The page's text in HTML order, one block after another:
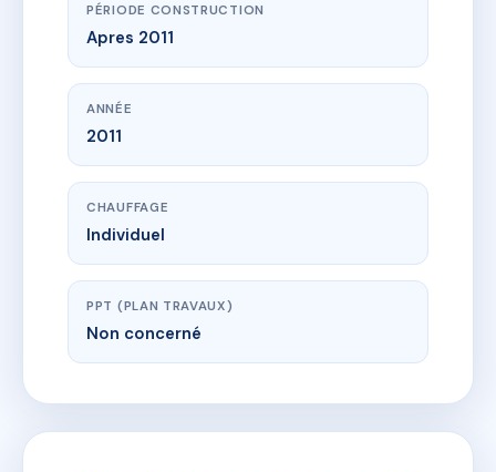
PÉRIODE CONSTRUCTION
Apres 2011
ANNÉE
2011
CHAUFFAGE
Individuel
PPT (PLAN TRAVAUX)
Non concerné